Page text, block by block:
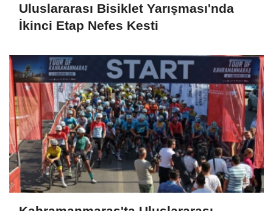
Uluslararası Bisiklet Yarışması'nda
İkinci Etap Nefes Kesti